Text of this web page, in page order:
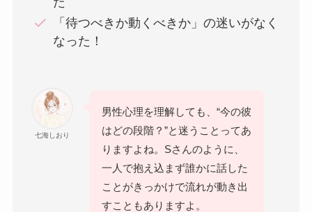
「待つべきか動くべきか」の迷いがなく
なった！
七海しおり
男性心理を理解しても、“今の彼
はどの段階？”と迷うことってあ
りますよね。Sさんのように、
一人で抱え込まず誰かに話した
ことがきっかけで流れが動き出
すこともありますよ。